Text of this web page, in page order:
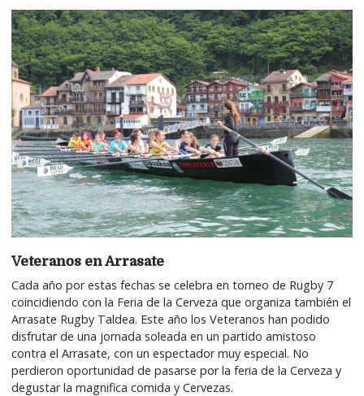
Veteranos en Arrasate
Cada año por estas fechas se celebra en torneo de Rugby 7
coincidiendo con la Feria de la Cerveza que organiza también el
Arrasate Rugby Taldea. Este año los Veteranos han podido
disfrutar de una jornada soleada en un partido amistoso
contra el Arrasate, con un espectador muy especial. No
perdieron oportunidad de pasarse por la feria de la Cerveza y
degustar la magnifica comida y Cervezas.